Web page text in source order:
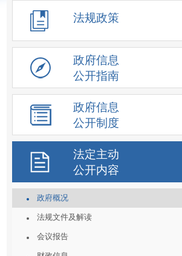
法规政策
政府信息
公开指南
政府信息
公开制度
法定主动
公开内容
政府概况
法规文件及解读
会议报告